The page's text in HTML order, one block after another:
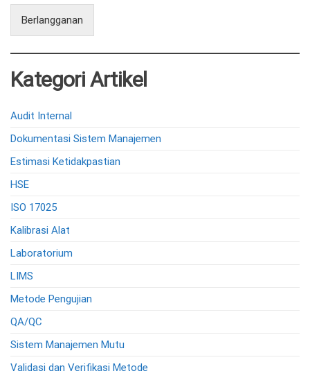
Berlangganan
Kategori Artikel
Audit Internal
Dokumentasi Sistem Manajemen
Estimasi Ketidakpastian
HSE
ISO 17025
Kalibrasi Alat
Laboratorium
LIMS
Metode Pengujian
QA/QC
Sistem Manajemen Mutu
Validasi dan Verifikasi Metode